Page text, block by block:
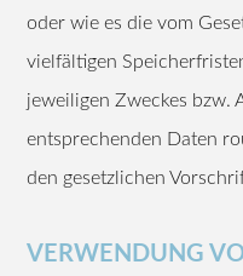
oder wie es die vom
vielfältigen
jeweiligen Zweckes bzw.
entsprechenden Daten
den gesetzlichen
VERWENDUNG